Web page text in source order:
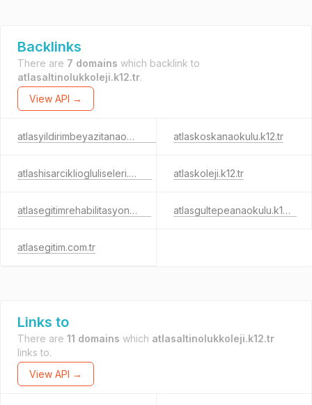
Backlinks
There are 7 domains which backlink to
atlasaltinolukkoleji.k12.tr.
View API →
atlasyildirimbeyazitanaokulu.k12.tr atlaskoskanaokulu.k12.tr
atlashisarcikliogluliseleri.k12.tr atlaskoleji.k12.tr
atlasegitimrehabilitasyon.com atlasgultepeanaokulu.k12.tr
atlasegitim.com.tr
Links to
There are 11 domains which atlasaltinolukkoleji.k12.tr
links to.
View API →